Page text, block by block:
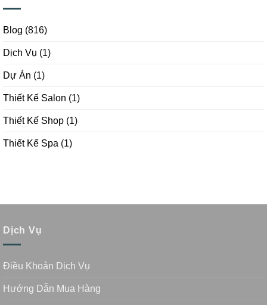
Blog (816)
Dịch Vụ (1)
Dự Án (1)
Thiết Kế Salon (1)
Thiết Kế Shop (1)
Thiết Kế Spa (1)
Dịch Vụ
Điều Khoản Dịch Vụ
Hướng Dẫn Mua Hàng